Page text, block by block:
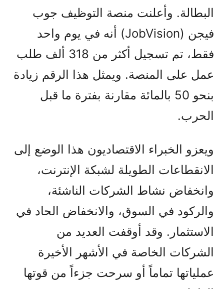
البطالة. وأعلنت منصة التوظيف جوب
فيجن (JobVision) أنه في يوم واحد
فقط، تم تسجيل أكثر من 318 ألف طلب
عمل على المنصة. ويمثل هذا الرقم زيادة
بنحو 50 بالمائة مقارنة بفترة ما قبل
الحرب.
ويعزو الخبراء الاقتصاديون هذا الوضع إلى
الانقطاعات الطويلة لشبكة الإنترنت،
وانخفاض نشاط الشركات الناشئة،
والركود في السوق، والانخفاض الحاد في
الاستثمار. وقد أوقفت العديد من
الشركات الخاصة في الأشهر الأخيرة
عملياتها تماماً أو سرحت جزءاً من قوتها